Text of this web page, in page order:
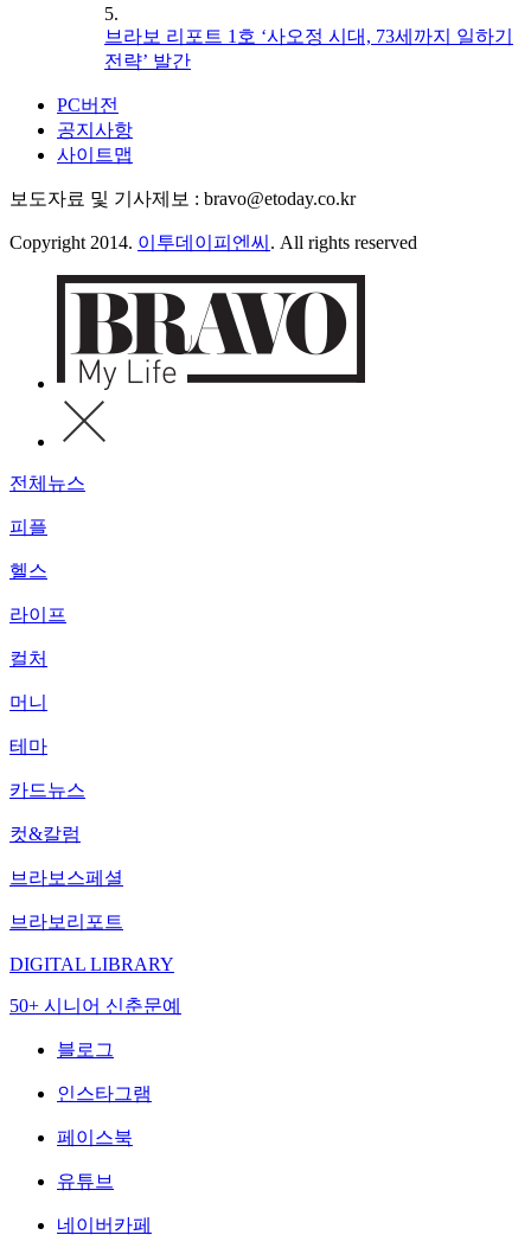
5.
브라보 리포트 1호 ‘사오정 시대, 73세까지 일하기
전략’ 발간
PC버전
공지사항
사이트맵
보도자료 및 기사제보 : bravo@etoday.co.kr
Copyright 2014. 이투데이피엔씨 . All rights reserved
전체뉴스
피플
헬스
라이프
컬처
머니
테마
카드뉴스
컷&칼럼
브라보스페셜
브라보리포트
DIGITAL LIBRARY
50+ 시니어 신춘문예
블로그
인스타그램
페이스북
유튜브
네이버카페